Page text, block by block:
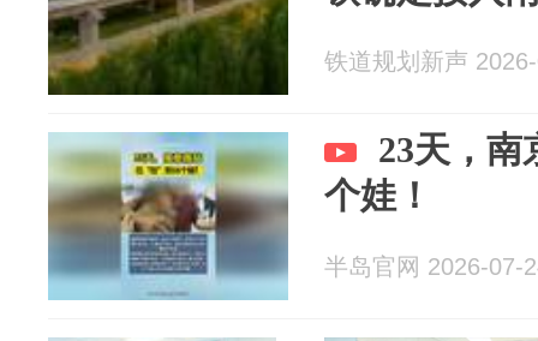
铁道规划新声
23天，南
个娃！
半岛官网 2026-07-